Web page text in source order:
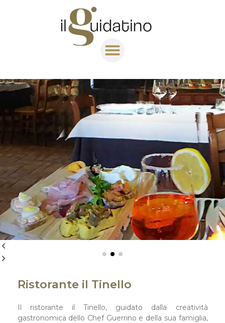
Ristorante il Tinello
Il ristorante il Tinello, guidato dalla creatività
gastronomica dello Chef Guerrino e della sua famiglia,